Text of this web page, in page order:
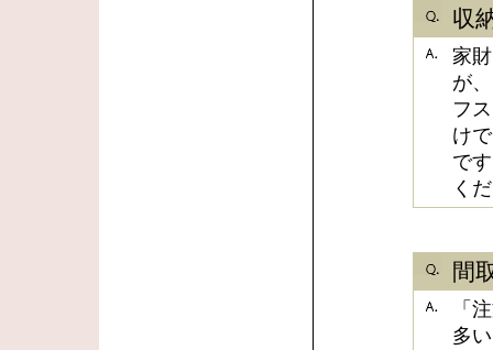
収
家
が
フ
け
で
く
間
「
多